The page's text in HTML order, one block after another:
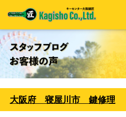
大阪府 寝屋川市 鍵修理